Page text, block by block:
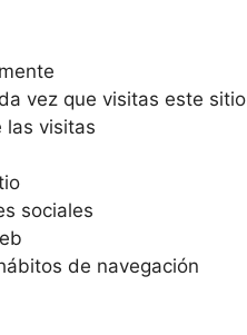
vez que visitas este sitio
las visitas
sociales
de navegación